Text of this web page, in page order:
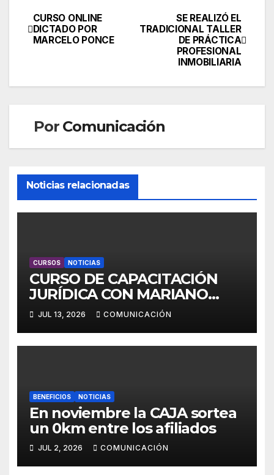
Navegación
de
SE REALIZÓ EL
TRADICIONAL TALLER
DE PRÁCTICA
PROFESIONAL
INMOBILIARIA
CURSO ONLINE
DICTADO POR
MARCELO PONCE
Por Comunicación
Noticias relacionadas
CURSOS NOTICIAS
CURSO DE CAPACITACIÓN
JURÍDICA CON MARIANO
ESPER
JUL 13, 2026 COMUNICACIÓN
BENEFICIOS NOTICIAS
En noviembre la CAJA sortea
un 0km entre los afiliados
JUL 2, 2026 COMUNICACIÓN